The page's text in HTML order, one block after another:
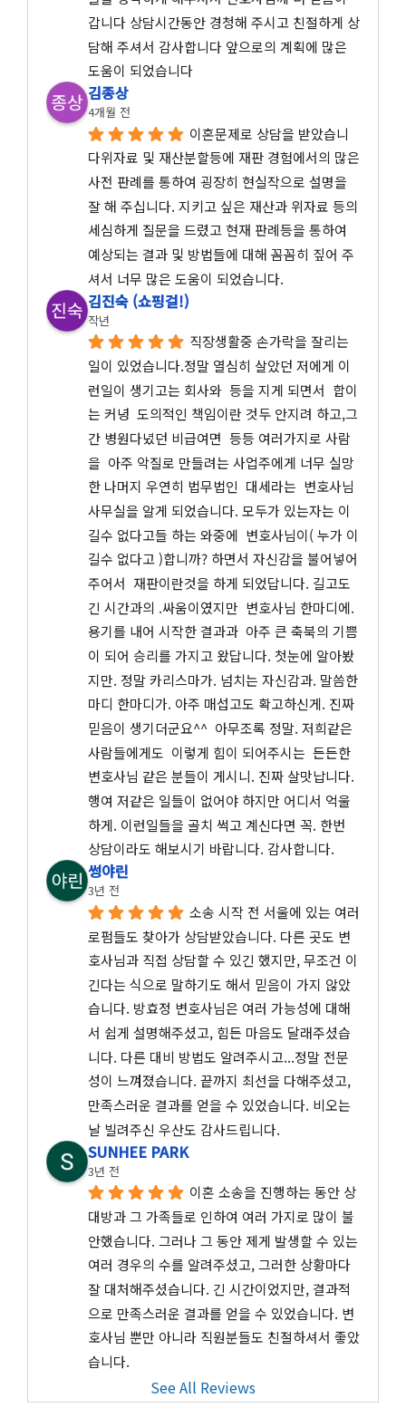
갑니다 상담시간동안 경청해 주시고 친절하게 상
담해 주셔서 감사합니다 앞으로의 계획에 많은
도움이 되었습니다
김종상
4개월 전
이혼문제로 상담을 받았습니
다위자료 및 재산분할등에 재판 경험에서의 많은
사전 판례를 통하여 굉장히 현실작으로 설명을
잘 해 주십니다. 지키고 싶은 재산과 위자료 등의
세심하게 질문을 드렸고 현재 판례등을 통하여
예상되는 결과 및 방법들에 대해 꼼꼼히 짚어 주
셔서 너무 많은 도움이 되었습니다.
김진숙 (쇼핑걸!)
작년
직장생활중 손가락을 잘리는
일이 있었습니다.정말 열심히 살았던 저에게 이
런일이 생기고는 회사와  등을 지게 되면서  합이
는 커녕  도의적인 책임이란 것두 안지려 하고,그
간 병원다녔던 비급여면  등등 여러가지로 사람
을  아주 악질로 만들려는 사업주에게 너무 실망
한 나머지 우연히 법무법인  대세라는  변호사님
사무실을 알게 되었습니다. 모두가 있는자는 이
길수 없다고들 하는 와중에  변호사님이( 누가 이
길수 없다고 )합니까? 하면서 자신감을 불어넣어
주어서  재판이란것을 하게 되었답니다. 길고도
긴 시간과의 .싸움이였지만  변호사님 한마디에.
용기를 내어 시작한 결과과  아주 큰 축북의 기쁨
이 되어 승리를 가지고 왔답니다. 첫눈에 알아봤
지만. 정말 카리스마가. 넘치는 자신감과. 말씀한
마디 한마디가. 아주 매섭고도 확고하신게. 진짜
믿음이 생기더군요^^  아무조록 정말. 저희같은
사람들에게도  이렇게 힘이 되어주시는  든든한
변호사님 같은 분들이 게시니. 진짜 살맛납니다.
행여 저같은 일들이 없어야 하지만 어디서 억울
하게. 이런일들을 골치 썩고 계신다면 꼭. 한번
상담이라도 해보시기 바랍니다. 감사합니다.
썽야린
3년 전
소송 시작 전 서울에 있는 여러
로펌들도 찾아가 상담받았습니다. 다른 곳도 변
호사님과 직접 상담할 수 있긴 했지만, 무조건 이
긴다는 식으로 말하기도 해서 믿음이 가지 않았
습니다. 방효정 변호사님은 여러 가능성에 대해
서 쉽게 설명해주셨고, 힘든 마음도 달래주셨습
니다. 다른 대비 방법도 알려주시고...정말 전문
성이 느껴졌습니다. 끝까지 최선을 다해주셨고,
만족스러운 결과를 얻을 수 있었습니다. 비오는
날 빌려주신 우산도 감사드립니다.
SUNHEE PARK
3년 전
이혼 소송을 진행하는 동안 상
대방과 그 가족들로 인하여 여러 가지로 많이 불
안했습니다. 그러나 그 동안 제게 발생할 수 있는
여러 경우의 수를 알려주셨고, 그러한 상황마다
잘 대처해주셨습니다. 긴 시간이었지만, 결과적
으로 만족스러운 결과를 얻을 수 있었습니다. 변
호사님 뿐만 아니라 직원분들도 친절하셔서 좋았
습니다.
See All Reviews